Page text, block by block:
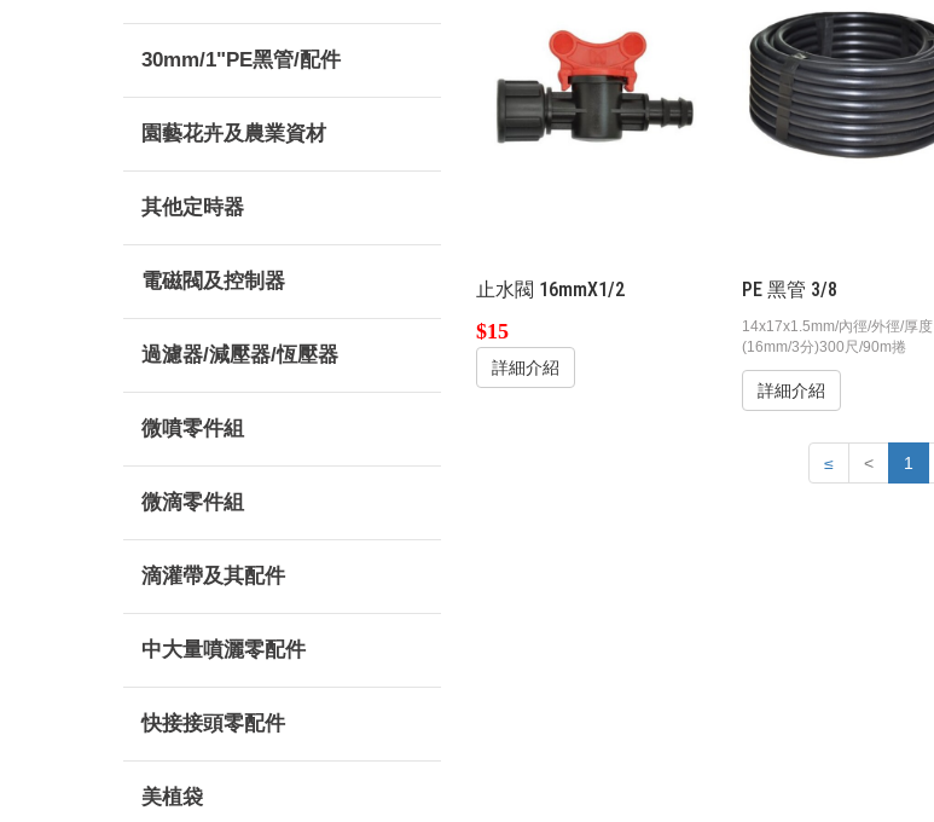
30mm/1"PE黑管/配件
園藝花卉及農業資材
其他定時器
電磁閥及控制器
過濾器/減壓器/恆壓器
微噴零件組
微滴零件組
滴灌帶及其配件
中大量噴灑零配件
快接接頭零配件
美植袋
止水閥 16mmX1/2
$15
詳細介紹
PE 黑管 3/8
14x17x1.5mm/內徑/外徑/厚度
(16mm/3分)300尺/90m捲
詳細介紹
≤ < 1